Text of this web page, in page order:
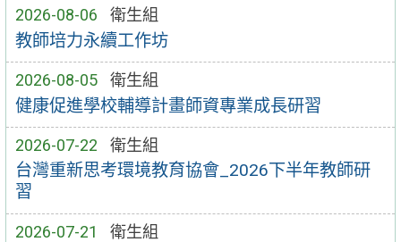
2026-08-06 衛生組
教師培力永續工作坊
2026-08-05 衛生組
健康促進學校輔導計畫師資專業成長研習
2026-07-22 衛生組
台灣重新思考環境教育協會_2026下半年教師研
習
2026-07-21 衛生組